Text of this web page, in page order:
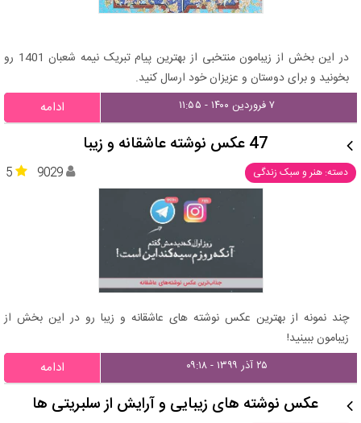
در این بخش از زیبامون منتخبی از بهترین پیام تبریک نیمه شعبان 1401 رو
بخونید و برای دوستان و عزیزان خود ارسال کنید.
۷ فروردین ۱۴۰۰ - ۱۱:۵۵ ادامه
47 عکس نوشته عاشقانه و زیبا
دسته: هنر و سبک زندگی 5 9029
چند نمونه از بهترین عکس نوشته های عاشقانه و زیبا رو در این بخش از
زیبامون ببینید!
۲۵ آذر ۱۳۹۹ - ۰۹:۱۸ ادامه
عکس نوشته های زیبایی و آرایش از سلبریتی ها